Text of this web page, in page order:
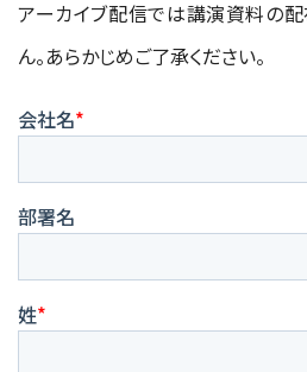
アーカイブ配信では講演資料の配
ん。あらかじめご了承ください。